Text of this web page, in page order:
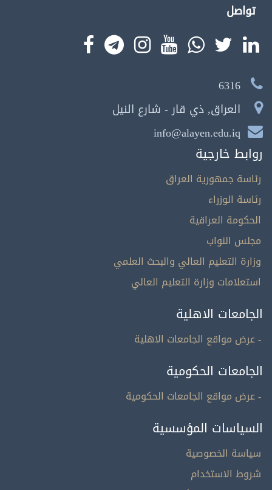
تواصل
6316
العراق, ذي قار - شارع النيل
info@alayen.edu.iq
روابط خارجية
رئاسة جمهورية العراق
رئاسة الوزراء
الحكومة العراقية
مجلس النواب
وزارة التعليم العالي والبحث العلمي
استعلامات وزارة التعليم العالي
الجامعات الاهلية
- عرض مواقع الجامعات الاهلية
الجامعات الحكومية
- عرض مواقع الجامعات الحكومية
السياسات المؤسسية
سياسة الخصوصية
شروط الاستخدام